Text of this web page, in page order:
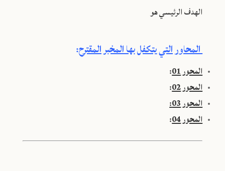
الهدف الرئيسي هو
المحاور التي يتكفل بها المخبر المقترح:
المحور 01 :
المحور 02 :
المحور 03:
المحور 04 :